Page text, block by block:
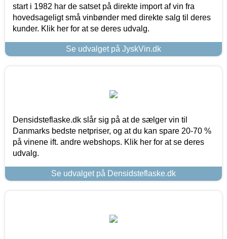
start i 1982 har de satset på direkte import af vin fra
hovedsageligt små vinbønder med direkte salg til deres
kunder. Klik her for at se deres udvalg.
Se udvalget på JyskVin.dk
Densidsteflaske.dk slår sig på at de sælger vin til
Danmarks bedste netpriser, og at du kan spare 20-70 %
på vinene ift. andre webshops. Klik her for at se deres
udvalg.
Se udvalget på Densidsteflaske.dk